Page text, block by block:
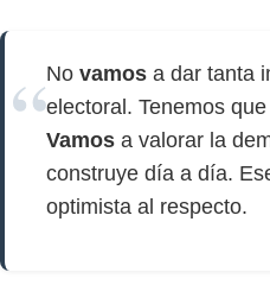
No vamos a dar tanta
electoral. Tenemos
Vamos a valorar la
construye día a día.
optimista al respecto.